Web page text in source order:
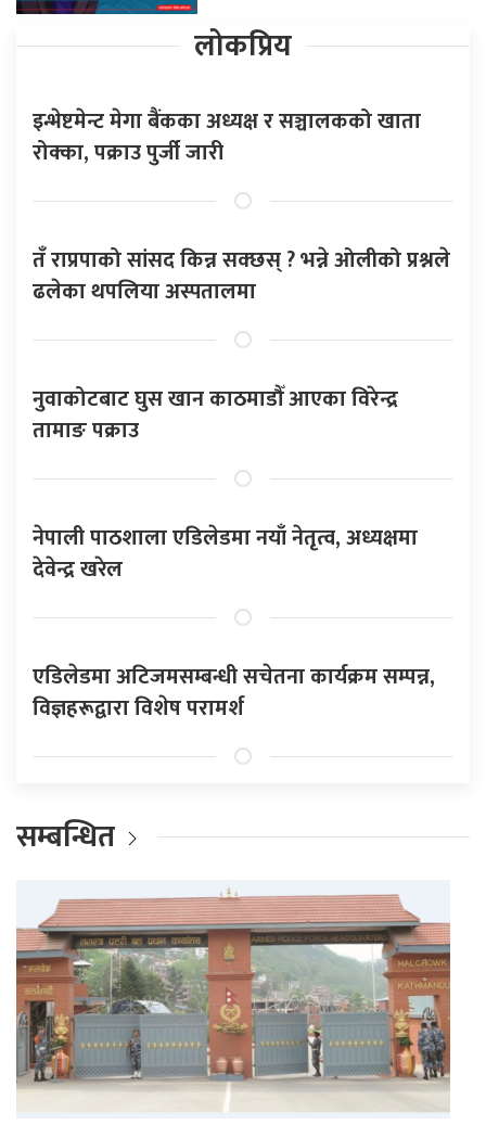
लोकप्रिय
इन्भेष्टमेन्ट मेगा बैंकका अध्यक्ष र सञ्चालकको खाता
रोक्का, पक्राउ पुर्जी जारी
तँ राप्रपाको सांसद किन्न सक्छस् ? भन्ने ओलीको प्रश्नले
ढलेका थपलिया अस्पतालमा
नुवाकोटबाट घुस खान काठमाडौँ आएका विरेन्द्र
तामाङ पक्राउ
नेपाली पाठशाला एडिलेडमा नयाँ नेतृत्व, अध्यक्षमा
देवेन्द्र खरेल
एडिलेडमा अटिजमसम्बन्धी सचेतना कार्यक्रम सम्पन्न,
विज्ञहरूद्वारा विशेष परामर्श
सम्बन्धित